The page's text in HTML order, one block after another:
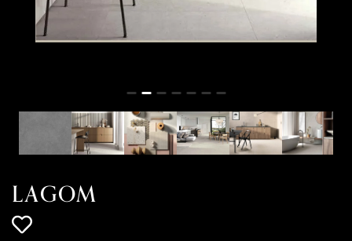
LAGOM
Matte
32 pi² WHITE CARVED